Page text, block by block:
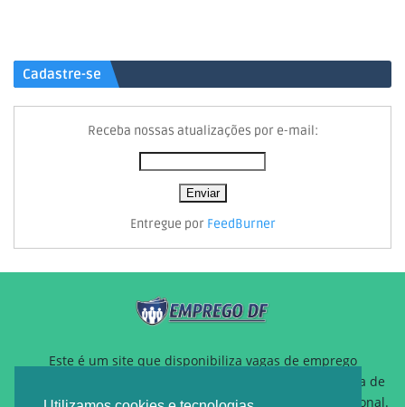
Cadastre-se
Receba nossas atualizações por e-mail:
Entregue por FeedBurner
Este é um site que disponibiliza vagas de emprego
gratuitamente para auxiliar pessoas que estão a procura de
um novo emprego ou querem reposicionamento profissional.